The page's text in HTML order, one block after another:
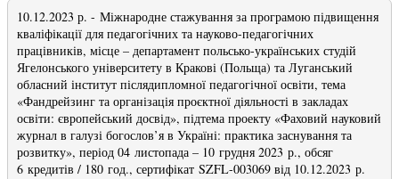
10.12.2023 р. - Міжнародне стажування за програмою підвищення
кваліфікації для педагогічних та науково-педагогічних
працівників, місце – департамент польсько-українських студій
Ягелонського університету в Кракові (Польща) та Луганський
обласний інститут післядипломної педагогічної освіти, тема
«Фандрейзинг та організація проєктної діяльності в закладах
освіти: європейський досвід», підтема проекту «Фаховий науковий
журнал в галузі богослов’я в Україні: практика заснування та
розвитку», період 04 листопада – 10 грудня 2023 р., обсяг
6 кредитів / 180 год., сертифікат SZFL-003069 від 10.12.2023 р.